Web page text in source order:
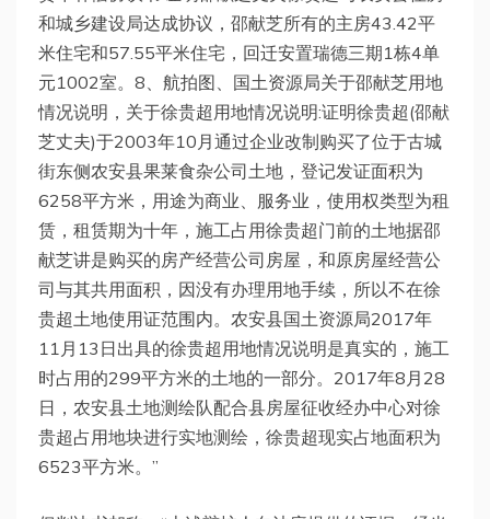
和城乡建设局达成协议，邵献芝所有的主房43.42平
米住宅和57.55平米住宅，回迁安置瑞德三期1栋4单
元1002室。8、航拍图、国土资源局关于邵献芝用地
情况说明，关于徐贵超用地情况说明:证明徐贵超(邵献
芝丈夫)于2003年10月通过企业改制购买了位于古城
街东侧农安县果莱食杂公司土地，登记发证面积为
6258平方米，用途为商业、服务业，使用权类型为租
赁，租赁期为十年，施工占用徐贵超门前的土地据邵
献芝讲是购买的房产经营公司房屋，和原房屋经营公
司与其共用面积，因没有办理用地手续，所以不在徐
贵超土地使用证范围内。农安县国土资源局2017年
11月13日出具的徐贵超用地情况说明是真实的，施工
时占用的299平方米的土地的一部分。2017年8月28
日，农安县土地测绘队配合县房屋征收经办中心对徐
贵超占用地块进行实地测绘，徐贵超现实占地面积为
6523平方米。”